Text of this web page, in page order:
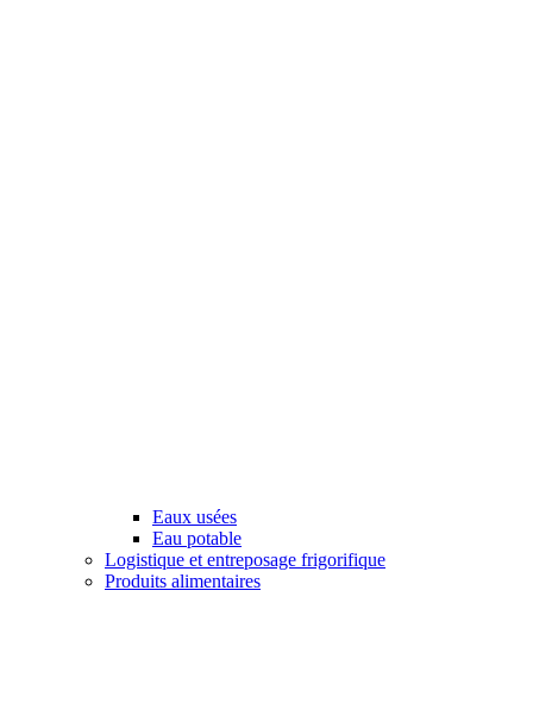
Eaux usées
Eau potable
Logistique et entreposage frigorifique
Produits alimentaires